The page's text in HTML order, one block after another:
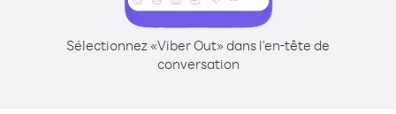
Sélectionnez «Viber Out» dans l'en-tête de
conversation